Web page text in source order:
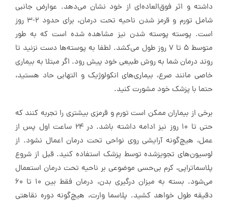
داشته و اثر فوق‌العاده‌ای از خود نشان می‌دهد. عوارض جانبی
شامل تورم و قرمز شدن ناحیه تحت درمان، برای حدود 2-3 روز
است. پوسته پوسته شدن نیز مشاهده شده است که به طور
متوسط 5 تا 7 روز طول می‌کشد. لطفا به پوسته‌ها دست نزنید تا
روند درمان شما به روش طبیعی خود پیش رود. اگر مبتلا به بیماری
خاصی مانند صرع، بیماری‌های انکولوژیک و التهابی‌ حاد هستید،
حتما با پزشک خود مشورت کنید.
برخی از بیماران ممکن است تورم و قرمزی بیشتری را تجربه کنند که
حتی تا 10 روز نیز ادامه داشته باشد. در 24 ساعت اول پس از
عمل، هیچ‌گونه آرایشی روی نواحی تحت درمان اعمال نشود. از
لوسیون‌های تجویزشده توسط پزشک استفاده کنید. قبل از شروع
پلاسما‌تراپی، کرم بی‌حسی موضوعی بر ناحیه تحت درمان استعمال
می‌شود. بسته به میزان درگیری بدن، درمان فقط بین 10 تا 60
دقیقه طول خواهد کشید. پلاسما وارت، هیچ‌گونه دوره نقاهتی